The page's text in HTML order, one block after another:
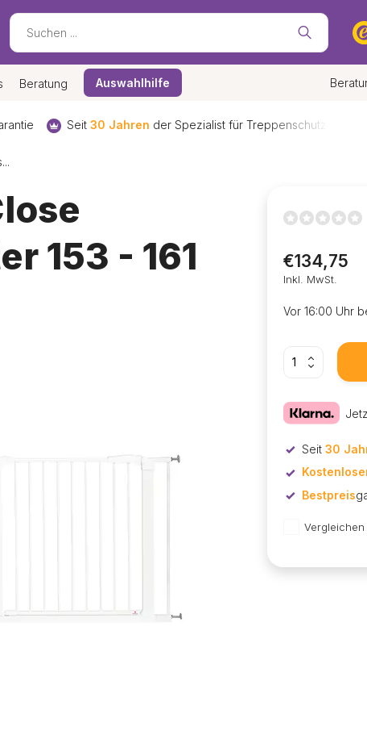
Beratung Auswahlhilfe
KostenloserVersand und Rückversand*
153 - 161
€134,75
Inkl. MwSt.
Vor 16:00 Uhr
Seit30
Bestpreis
Vergleichen